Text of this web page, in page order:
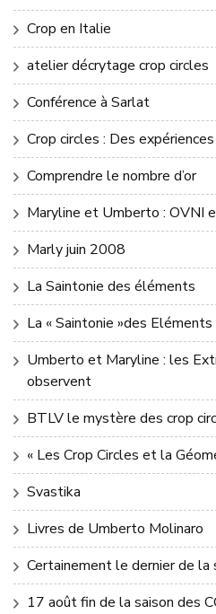
Crop en Italie
atelier décrytage crop circles
Conférence à Sarlat
Crop circles : Des
Comprendre le nombre d’or
Maryline et Umberto : OVNI
Marly juin 2008
La Saintonie des éléments
La « Saintonie »des Eléments
Umberto et Maryline : les
observent
BTLV le mystère des crop
« Les Crop Circles et la
Svastika
Livres de Umberto Molinaro
Certainement le dernier de la
17 août fin de la saison des